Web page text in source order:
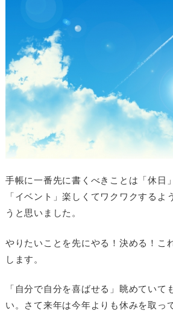
手帳に一番先に書くべきことは「休日
「イベント」楽しくてワクワクするよ
うと思いました。
やりたいことを先にやる！決める！こ
します。
「自分で自分を喜ばせる」眺めていて
い。さて来年は今年よりも休みを取っ